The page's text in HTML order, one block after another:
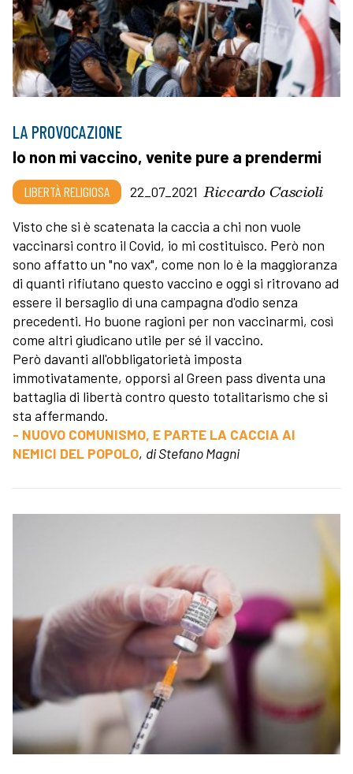
LA PROVOCAZIONE
Io non mi vaccino, venite pure a prendermi
LIBERTÀ RELIGIOSA 22_07_2021 Riccardo Cascioli
Visto che si è scatenata la caccia a chi non vuole
vaccinarsi contro il Covid, io mi costituisco. Però non
sono affatto un "no vax", come non lo è la maggioranza
di quanti rifiutano questo vaccino e oggi si ritrovano ad
essere il bersaglio di una campagna d'odio senza
precedenti. Ho buone ragioni per non vaccinarmi, così
come altri giudicano utile per sé il vaccino.
Però davanti all'obbligatorietà imposta
immotivatamente, opporsi al Green pass diventa una
battaglia di libertà contro questo totalitarismo che si
sta affermando.
- NUOVO COMUNISMO, E PARTE LA CACCIA AI
NEMICI DEL POPOLO, di Stefano Magni